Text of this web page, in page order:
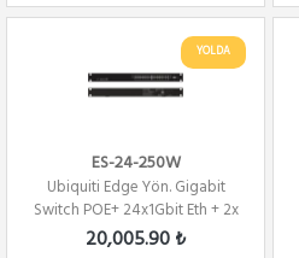
YOLDA
ES-24-250W
Ubiquiti Edge Yön. Gigabit
Switch POE+ 24x1Gbit Eth + 2x
SFP 250...
20,005.90 ₺